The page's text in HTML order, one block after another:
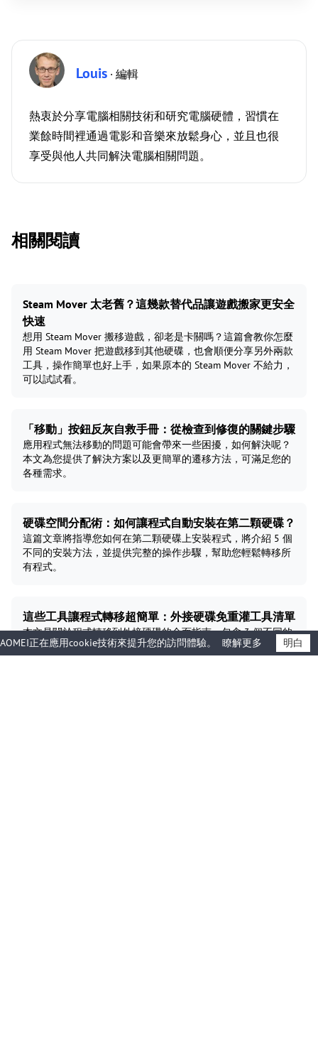
Louis · 編輯
熱衷於分享電腦相關技術和研究電腦硬體，習慣在
業餘時間裡通過電影和音樂來放鬆身心，並且也很
享受與他人共同解決電腦相關問題。
相關閱讀
Steam Mover 太老舊？這幾款替代品讓遊戲搬家更安全
快速
想用 Steam Mover 搬移遊戲，卻老是卡關嗎？這篇會教你怎麼
用 Steam Mover 把遊戲移到其他硬碟，也會順便分享另外兩款
工具，操作簡單也好上手，如果原本的 Steam Mover 不給力，
可以試試看。
「移動」按鈕反灰自救手冊：從檢查到修復的關鍵步驟
應用程式無法移動的問題可能會帶來一些困擾，如何解決呢？
本文為您提供了解決方案以及更簡單的遷移方法，可滿足您的
各種需求。
硬碟空間分配術：如何讓程式自動安裝在第二顆硬碟？
這篇文章將指導您如何在第二顆硬碟上安裝程式，將介紹 5 個
不同的安裝方法，並提供完整的操作步驟，幫助您輕鬆轉移所
有程式。
這些工具讓程式轉移超簡單：外接硬碟免重灌工具清單
本文是關於程式轉移到外接硬碟的全面指南，包含 3 個不同的
電腦程式轉移方法，無論是 Windows 內建程式、第三方程式
AOMEI正在應用cookie技術來提升您的訪問體驗。 瞭解更多 明白